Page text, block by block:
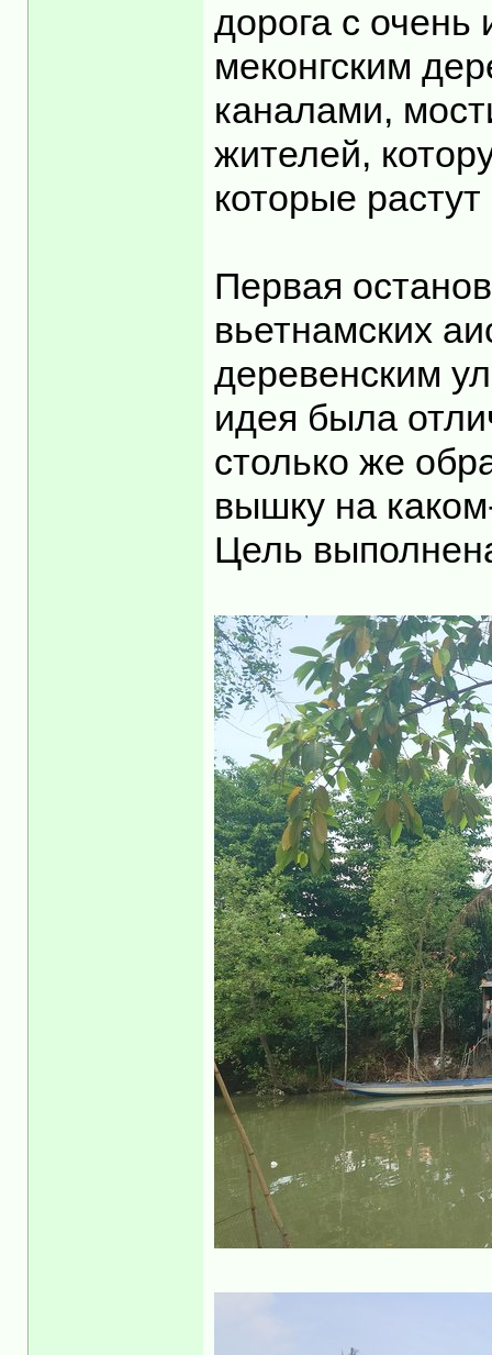
дорога с
меконгским
каналами,
жителей,
которые
Первая
вьетнамских
деревенским
идея была
столько же
вышку на
Цель